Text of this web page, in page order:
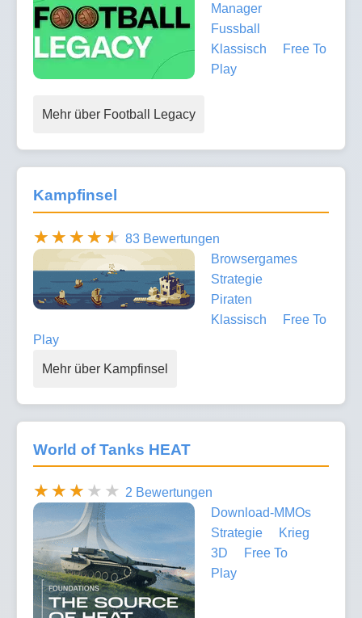
Manager
Fussball
Klassisch
Free To
Play
Mehr über Football Legacy
Kampfinsel
83 Bewertungen
Browsergames
Strategie
Piraten
Klassisch
Free To
Play
Mehr über Kampfinsel
World of Tanks HEAT
2 Bewertungen
Download-MMOs
Strategie
Krieg
3D
Free To
Play